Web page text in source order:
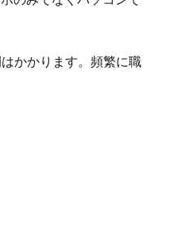
かかります。頻繁に職